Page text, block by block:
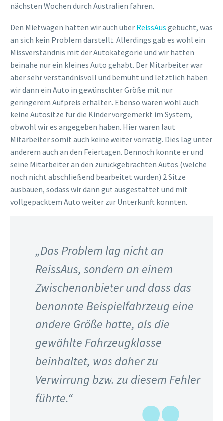
nächsten Wochen durch Australien fahren.
Den Mietwagen hatten wir auch über ReissAus gebucht, was
an sich kein Problem darstellt. Allerdings gab es wohl ein
Missverständnis mit der Autokategorie und wir hätten
beinahe nur ein kleines Auto gehabt. Der Mitarbeiter war
aber sehr verständnisvoll und bemüht und letztlich haben
wir dann ein Auto in gewünschter Größe mit nur
geringerem Aufpreis erhalten. Ebenso waren wohl auch
keine Autositze für die Kinder vorgemerkt im System,
obwohl wir es angegeben haben. Hier waren laut
Mitarbeiter somit auch keine weiter vorrätig. Dies lag unter
anderem auch an den Feiertagen. Dennoch konnte er und
seine Mitarbeiter an den zurückgebrachten Autos (welche
noch nicht abschließend bearbeitet wurden) 2 Sitze
ausbauen, sodass wir dann gut ausgestattet und mit
vollgepacktem Auto weiter zur Unterkunft konnten.
„Das Problem lag nicht an
ReissAus, sondern an einem
Zwischenanbieter und dass das
benannte Beispielfahrzeug eine
andere Größe hatte, als die
gewählte Fahrzeugklasse
beinhaltet, was daher zu
Verwirrung bzw. zu diesem Fehler
führte.“